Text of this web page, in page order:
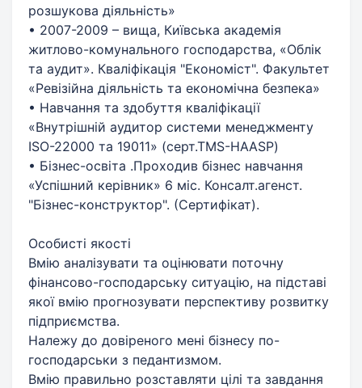
розшукова діяльність»
• 2007-2009 – вища, Київська академія
житлово-комунального господарства, «Облік
та аудит». Кваліфікація "Економіст". Факультет
«Ревізійна діяльність та економічна безпека»
• Навчання та здобуття кваліфікації
«Внутрішній аудитор системи менеджменту
ISO-22000 та 19011» (серт.ТМS-HAASP)
• Бізнес-освіта .Проходив бізнес навчання
«Успішний керівник» 6 міс. Консалт.агенст.
"Бізнес-конструктор". (Сертифікат).
Особисті якості
Вмію аналізувати та оцінювати поточну
фінансово-господарську ситуацію, на підставі
якої вмію прогнозувати перспективу розвитку
підприємства.
Належу до довіреного мені бізнесу по-
господарськи з педантизмом.
Вмію правильно розставляти цілі та завдання